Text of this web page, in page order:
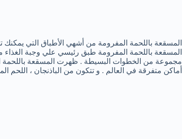
المسقعة باللحمة المفرومة من أشهي الأطباق التي يمكنك
المسقعة باللحمة المفرومة طبق رئيسي علي وجبة الغذاء
مجموعة من الخطوات البسيطة . ظهرت المسقعة باللحمة
أماكن متفرقة في العالم . و تتكون من الباذنجان ، اللحم